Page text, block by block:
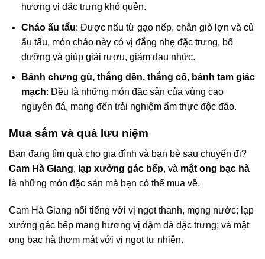
hương vị đặc trưng khó quên.
Cháo ấu tẩu: Được nấu từ gạo nếp, chân giò lợn và củ
ấu tẩu, món cháo này có vị đắng nhẹ đặc trưng, bổ
dưỡng và giúp giải rượu, giảm đau nhức.
Bánh chưng gù, thắng dền, thắng cố, bánh tam giác
mạch: Đều là những món đặc sản của vùng cao
nguyên đá, mang đến trải nghiệm ẩm thực độc đáo.
Mua sắm và quà lưu niệm
Bạn đang tìm quà cho gia đình và bạn bè sau chuyến đi?
Cam Hà Giang, lạp xưởng gác bếp, và mật ong bạc hà
là những món đặc sản mà bạn có thể mua về.
Cam Hà Giang nổi tiếng với vị ngọt thanh, mọng nước; lạp
xưởng gác bếp mang hương vị đậm đà đặc trưng; và mật
ong bạc hà thơm mát với vị ngọt tự nhiên.